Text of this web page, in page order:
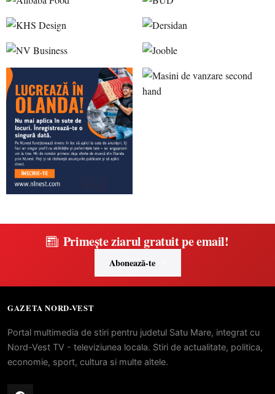
Primește ziarul gratuit pe email!
Abonează-te
GAZETA NORD-VEST
Portal multimedia de stiri pentru judetul Satu Mare, integrat cu
Nord-Vest TV - televiziunea locala. Stiri de actualitate, politica,
economie, sport, cultura si multe altele.